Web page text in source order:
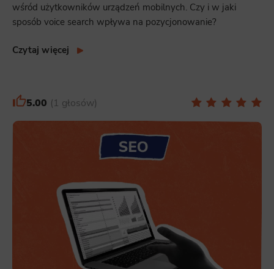
Marketing
Scope responsible for displaying personalized ads that may be of interest to the user based on browsing history and
wśród użytkowników urządzeń mobilnych. Czy i w jaki
sposób voice search wpływa na pozycjonowanie?
Czytaj więcej
5.00 1 głosów